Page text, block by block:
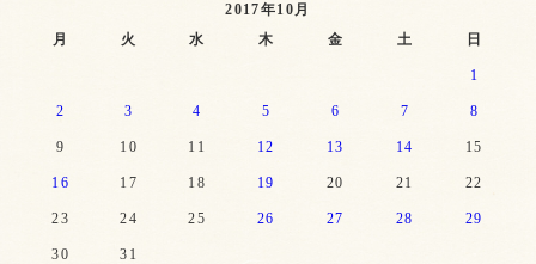
2017年10月
月
火 水 木 金 土 日
1
2 3 4 5 6 7 8
9 10 11 12 13 14 15
16 17 18 19 20 21 22
23 24 25 26 27 28 29
30 31